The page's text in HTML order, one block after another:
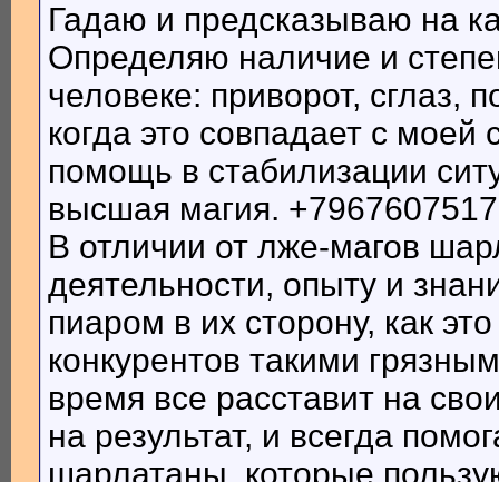
Гадаю и предсказываю на
Определяю наличие и
человеке: приворот, сглаз,
когда это совпадает с моей
помощь в стабилизации
высшая магия.
В отличии от лже-магов
деятельности, опыту и
пиаром в их сторону, как
конкурентов такими
время все расставит на
на результат, и всегда
шарлатаны, которые